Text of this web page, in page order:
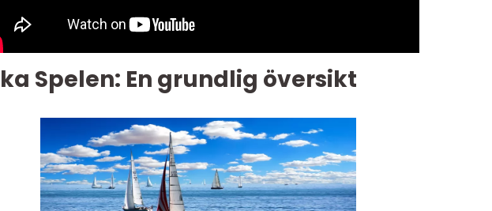
Spelen: En grundlig översikt